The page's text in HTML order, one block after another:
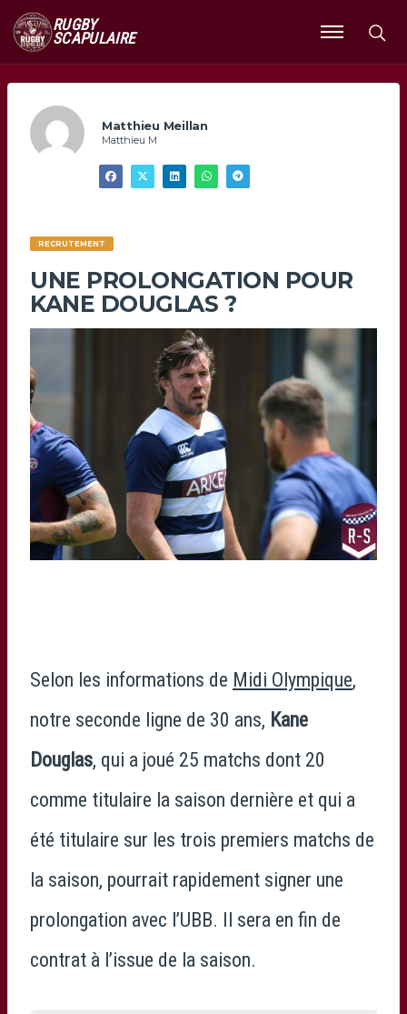
RUGBY
SCAPULAIRE
Ouvrir
le
Matthieu Meillan
Matthieu M
RECRUTEMENT
UNE PROLONGATION POUR
KANE DOUGLAS ?
Selon les informations de Midi Olympique,
notre seconde ligne de 30 ans, Kane
Douglas, qui a joué 25 matchs dont 20
comme titulaire la saison dernière et qui a
été titulaire sur les trois premiers matchs de
la saison, pourrait rapidement signer une
prolongation avec l’UBB. Il sera en fin de
contrat à l’issue de la saison.